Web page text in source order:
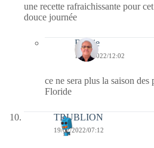
une recette rafraichissante pour
douce journée
Bernie
19/02/2022/12:02
ce ne sera plus la saison des
Floride
TRUBLION
19/02/2022/07:12